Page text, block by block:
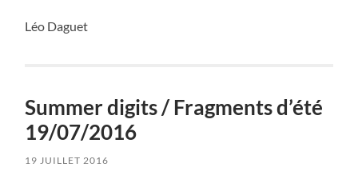
Léo Daguet
Summer digits / Fragments d’été
19/07/2016
19 JUILLET 2016